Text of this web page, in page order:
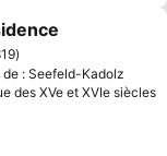
favoris
de : Seefeld-Kadolz
des XVe et XVIe siècles